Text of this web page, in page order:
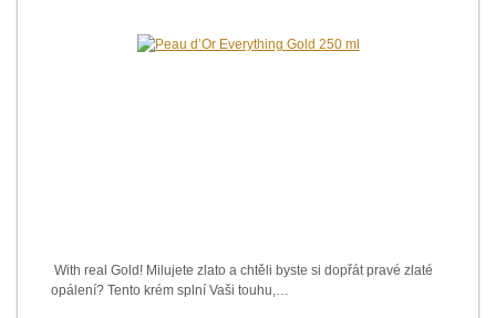
With real Gold! Milujete zlato a chtěli byste si dopřát pravé zlaté
opálení? Tento krém splní Vaši touhu,…